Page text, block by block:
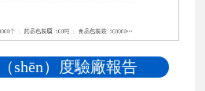
shēn）度驗廠報告